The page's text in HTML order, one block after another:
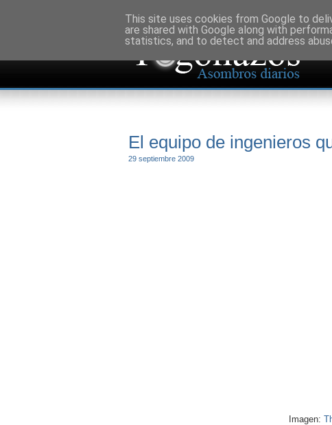
El equipo de ingenieros
29 septiembre 2009
Imagen:
This site uses cookies from Google to
are shared with Google along with
statistics, and to detect and address